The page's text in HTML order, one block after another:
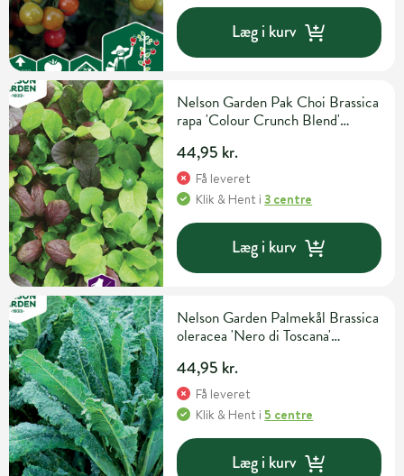
Læg i kurv
Nelson Garden Pak Choi Brassica
rapa 'Colour Crunch Blend'
44,95 kr.
Få leveret
Klik & Hent i3 centre
Læg i kurv
Nelson Garden Palmekål Brassica
oleracea 'Nero di Toscana'
44,95 kr.
Få leveret
Klik & Hent i5 centre
Læg i kurv